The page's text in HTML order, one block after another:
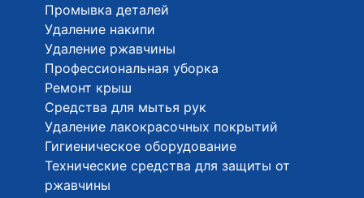
Промывка деталей
Удаление накипи
Удаление ржавчины
Профессиональная уборка
Ремонт крыш
Средства для мытья рук
Удаление лакокрасочных покрытий
Гигиеническое оборудование
Технические средства для защиты от
ржавчины